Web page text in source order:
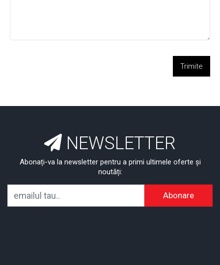
Trimite
NEWSLETTER
Abonați-va la newsletter pentru a primi ultimele oferte și
noutăți:
Abonare